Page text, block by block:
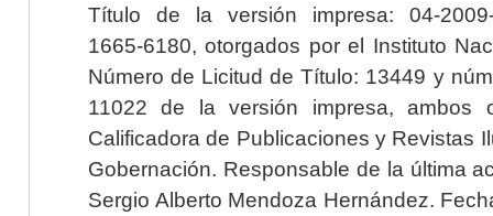
Título de la versión impresa: 04-2009-
1665-6180, otorgados por el Instituto
Número de Licitud de Título: 13449 y
11022 de la versión impresa, ambos
Calificadora de Publicaciones y Revistas
Gobernación. Responsable de la última
Sergio Alberto Mendoza Hernández.